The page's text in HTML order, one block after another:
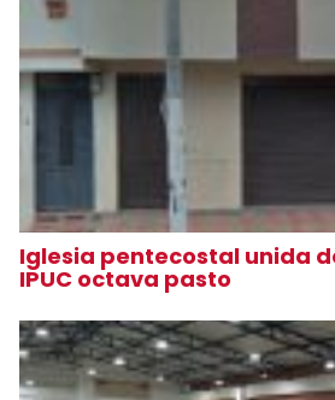
Iglesia pentecostal unida
IPUC octava pasto